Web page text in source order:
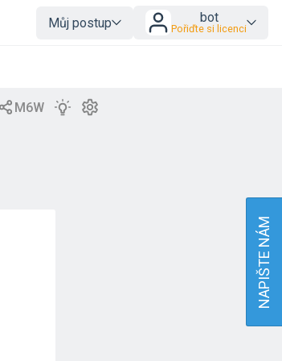
Můj postup bot
Pořiďte si licenci
NAPIŠTE NÁM